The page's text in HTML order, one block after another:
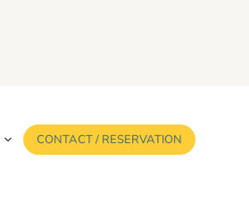
CONTACT / RESERVATION